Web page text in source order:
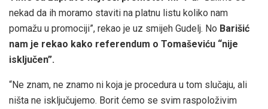
nekad da ih moramo staviti na platnu listu koliko nam
pomažu u promociji”, rekao je uz smijeh Gudelj. No Barišić
nam je rekao kako referendum o Tomaševiću “nije
isključen”.
“Ne znam, ne znamo ni koja je procedura u tom slučaju, ali
ništa ne isključujemo. Borit ćemo se svim raspoloživim